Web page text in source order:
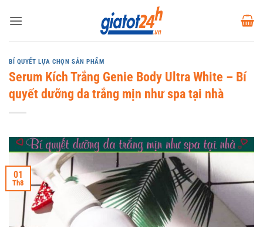
qua
BÍ QUYẾT LỰA CHỌN SẢN PHẨM
Serum Kích Trắng Genie Body Ultra White – Bí
quyết dưỡng da trắng mịn như spa tại nhà
01
Th8